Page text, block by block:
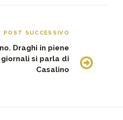
POST SUCCESSIVO
Draghi in piene
si parla di
Casalino